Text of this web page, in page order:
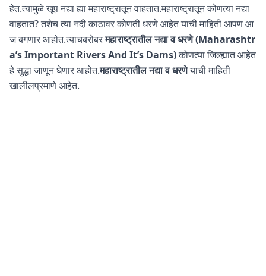
हेत.त्यामुळे खूप नद्या ह्या महाराष्ट्रातून वाहतात.महाराष्ट्रातून कोणत्या नद्या
वाहतात? तशेच त्या नदी काठावर कोणती धरणे आहेत याची माहिती आपण आ
ज बगणार आहोत.त्याचबरोबरमहाराष्ट्रातील नद्या व धरणे (Maharashtr
a’s Important Rivers And It’s Dams)कोणत्या जिल्ह्यात आहेत
हे सुद्धा जाणून घेणार आहोत.महाराष्ट्रातील नद्या व धरणेयाची माहिती
खालीलप्रमाणे आहेत.